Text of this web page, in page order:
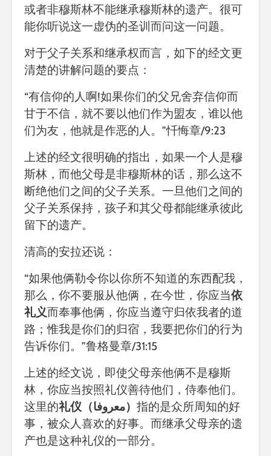
或者非穆斯林不能继承穆斯林的遗产。很可
能你听说这一虚伪的圣训而问这一问题。
对于父子关系和继承权而言，如下的经文更
清楚的讲解问题的要点：
“有信仰的人啊!如果你们的父兄舍弃信仰而
甘于不信，就不要以他们作为盟友，谁以他
们为友，他就是作恶的人。”忏悔章/9:23
上述的经文很明确的指出，如果一个人是穆
斯林，而他父母是非穆斯林的话，那么这不
断绝他们之间的父子关系。一旦他们之间的
父子关系保持，孩子和其父母都能继承彼此
留下的遗产。
清高的安拉还说：
“如果他俩勒令你以你所不知道的东西配我，
那么，你不要服从他俩，在今世，你应当依
礼义而奉事他俩，你应当遵守归依我者的道
路；惟我是你们的归宿，我要把你们的行为
告诉你们。”鲁格曼章/31:15
上述的经文说，即使父母亲他俩不是穆斯
林，你应当按照礼仪善待他们，侍奉他们。
这里的
礼仪（معروفا） 指的是众所周知的好
事，被众人喜欢的好事。而继承父母亲的遗
产也是这种礼仪的一部分。